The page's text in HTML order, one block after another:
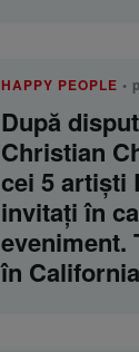
HAPPY PEOPLE •
După
Christian
cei 5 artiști
invitați în
eveniment.
în California